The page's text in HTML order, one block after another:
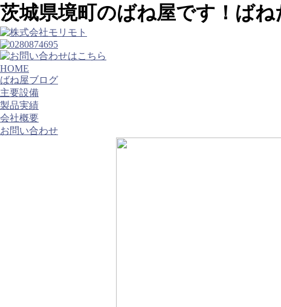
茨城県境町のばね屋です！ば
HOME
ばね屋ブログ
主要設備
製品実績
会社概要
お問い合わせ